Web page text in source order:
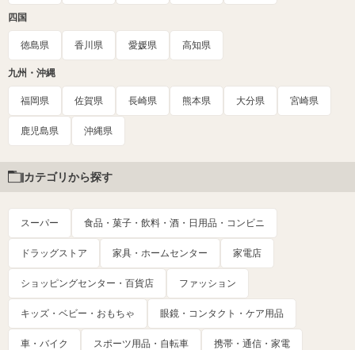
四国
徳島県 香川県 愛媛県 高知県
九州・沖縄
福岡県 佐賀県 長崎県 熊本県 大分県 宮崎県
鹿児島県 沖縄県
カテゴリから探す
スーパー 食品・菓子・飲料・酒・日用品・コンビニ
ドラッグストア 家具・ホームセンター 家電店
ショッピングセンター・百貨店 ファッション
キッズ・ベビー・おもちゃ 眼鏡・コンタクト・ケア用品
車・バイク スポーツ用品・自転車 携帯・通信・家電